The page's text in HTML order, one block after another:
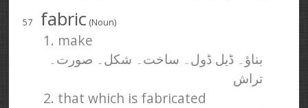
57 fabric (Noun)
1. make
بناؤ۔ ڈیل ڈول۔ ساخت۔ شکل۔ صورت۔
تراش
2. that which is fabricated